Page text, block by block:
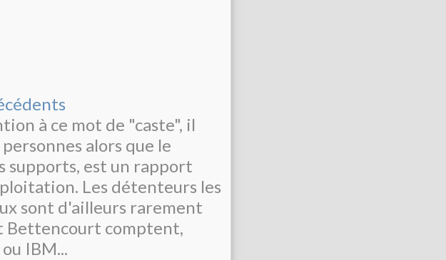
à ce mot de "caste", il
alors que le
supports, est un rapport
Les détenteurs les
sont d'ailleurs rarement
Bettencourt comptent,
IBM...